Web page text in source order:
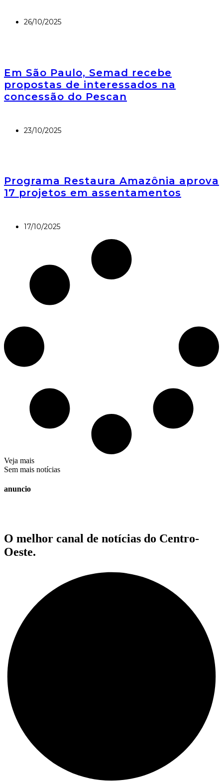
26/10/2025
Em São Paulo, Semad recebe
propostas de interessados na
concessão do Pescan
23/10/2025
Programa Restaura Amazônia aprova
17 projetos em assentamentos
17/10/2025
Veja mais
Sem mais notícias
anuncio
O melhor canal de notícias do Centro-
Oeste.